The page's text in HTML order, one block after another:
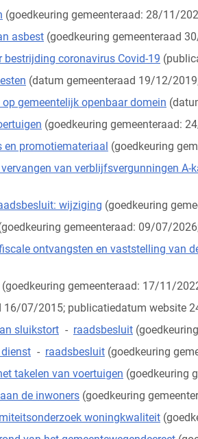
(goedkeuring gemeenteraad: 28/11/
asbest (goedkeuring gemeenteraad
coronavirus Covid-19
(datum gemeenteraad 19/12/
gemeentelijk openbaar domein
(goedkeuring gemeenteraad:
en promotiemateriaal (goedkeuring
van verblijfsvergunningen A-
wijziging (goedkeuring
gemeenteraad: 09/07/
ontvangsten en vaststelling van
(goedkeuring gemeenteraad: 17/11/
16/07/2015; publicatiedatum website
sluikstort - raadsbesluit
- raadsbesluit (goedkeuring
takelen van voertuigen (goedkeuring
de inwoners (goedkeuring
woningkwaliteit